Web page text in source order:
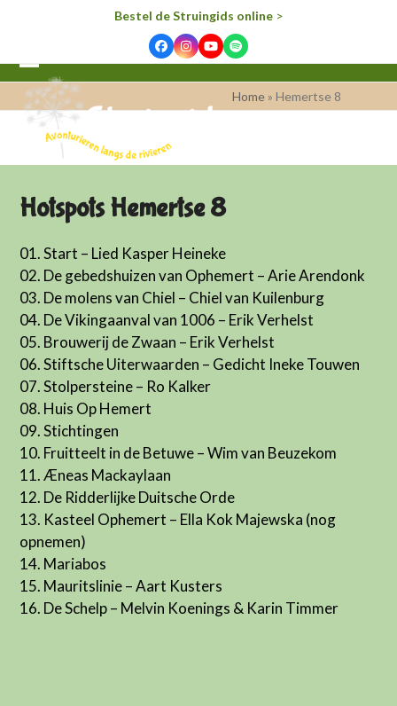
Bestel de Struingids online>
FacebookInstagram
YouTube
Spotify
Open
mobile
menu
Close
mobile
menu
Home »Hemertse 8
Hotspots Hemertse 8
01. Start – Lied Kasper Heineke
02. De gebedshuizen van Ophemert – Arie Arendonk
03. De molens van Chiel – Chiel van Kuilenburg
04. De Vikingaanval van 1006 – Erik Verhelst
05. Brouwerij de Zwaan – Erik Verhelst
06. Stiftsche Uiterwaarden – Gedicht Ineke Touwen
07. Stolpersteine – Ro Kalker
08. Huis Op Hemert
09. Stichtingen
10. Fruitteelt in de Betuwe – Wim van Beuzekom
11. Æneas Mackaylaan
12. De Ridderlijke Duitsche Orde
13. Kasteel Ophemert – Ella Kok Majewska (nog
opnemen)
14. Mariabos
15. Mauritslinie – Aart Kusters
16. De Schelp – Melvin Koenings & Karin Timmer